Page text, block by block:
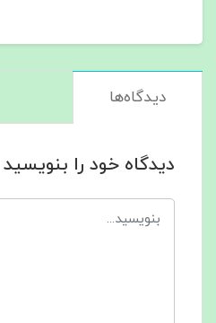
دیدگاه‌ها
دیدگاه خود را بنویسید